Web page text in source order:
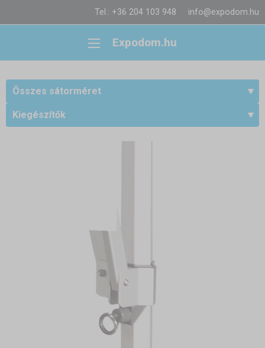
Tel.: +36 204 103 948 info@expodom.hu
Expodom.hu
Összes sátorméret
Kiegészítők